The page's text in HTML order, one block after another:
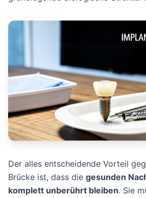
Der alles entscheidende Vorteil
Brücke ist, dass die gesunden
komplett unberührt bleiben. Sie